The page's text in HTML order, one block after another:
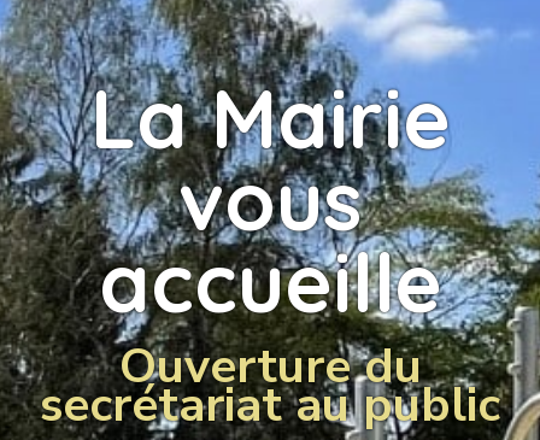
La Mairie
vous
accueille
Ouverture du
secrétariat au public